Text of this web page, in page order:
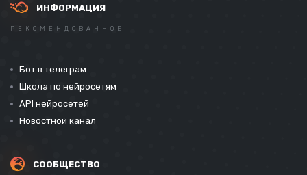
ИНФОРМАЦИЯ
РЕКОМЕНДОВАННОЕ
Бот в телеграм
Школа по нейросетям
API нейросетей
Новостной канал
СООБЩЕСТВО